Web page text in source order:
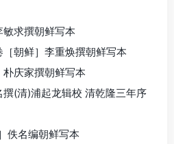
求撰朝鲜写本
朝鲜］李重焕撰朝鲜写本
庆家撰朝鲜写本
(清)浦起龙辑校 清乾隆三年序
佚名编朝鲜写本